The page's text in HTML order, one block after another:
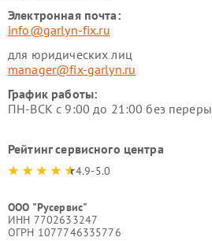
Электронная почта:
info@garlyn-fix.ru
для юридических лиц
manager@fix-garlyn.ru
График работы:
ПН-ВСК с 9:00 до 21:00 без
Рейтинг сервисного центра
4.9-5.0
ООО "Русервис"
ИНН 7702633247
ОГРН 1077746335776